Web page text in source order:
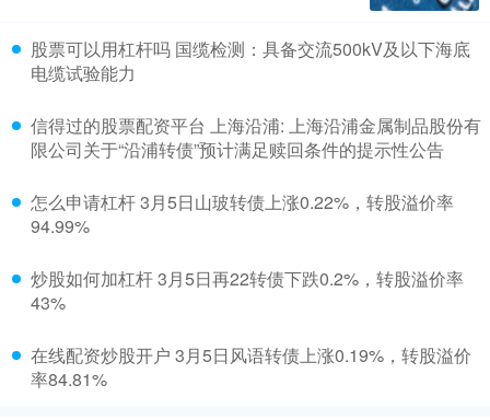
​股票可以用杠杆吗 国缆检测：具备交流500kV及以下海底
电缆试验能力
​信得过的股票配资平台 上海沿浦: 上海沿浦金属制品股份有
限公司关于“沿浦转债”预计满足赎回条件的提示性公告
​怎么申请杠杆 3月5日山玻转债上涨0.22%，转股溢价率
94.99%
​炒股如何加杠杆 3月5日再22转债下跌0.2%，转股溢价率
43%
​在线配资炒股开户 3月5日风语转债上涨0.19%，转股溢价
率84.81%